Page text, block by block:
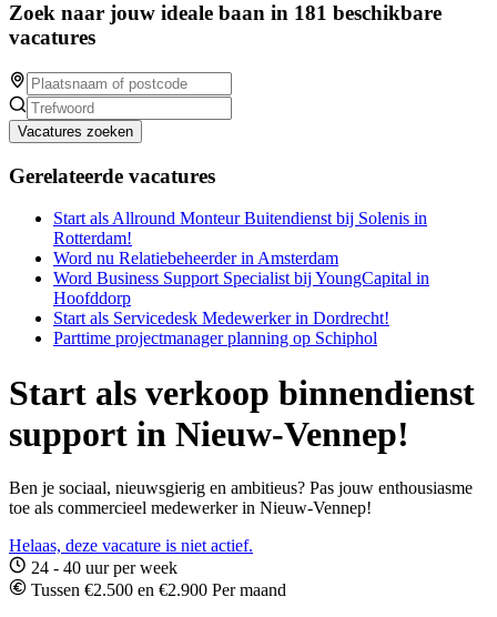
Zoek naar jouw ideale baan in 181 beschikbare
vacatures
Vacatures zoeken
Gerelateerde vacatures
Start als Allround Monteur Buitendienst bij Solenis in
Rotterdam!
Word nu Relatiebeheerder in Amsterdam
Word Business Support Specialist bij YoungCapital in
Hoofddorp
Start als Servicedesk Medewerker in Dordrecht!
Parttime projectmanager planning op Schiphol
Start als verkoop binnendienst
support in Nieuw-Vennep!
Ben je sociaal, nieuwsgierig en ambitieus? Pas jouw enthousiasme
toe als commercieel medewerker in Nieuw-Vennep!
Helaas, deze vacature is niet actief.
24 - 40 uur per week
Tussen €2.500 en €2.900 Per maand